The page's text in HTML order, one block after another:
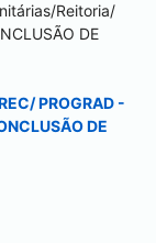
/Reitoria/
DE
PROGRAD -
DE